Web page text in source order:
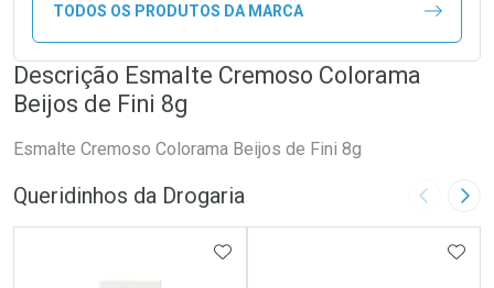
TODOS OS PRODUTOS DA MARCA
Descrição Esmalte Cremoso Colorama
Beijos de Fini 8g
Esmalte Cremoso Colorama Beijos de Fini 8g
Queridinhos da Drogaria Imagem
ADICIONAR AOS FAVORITOS